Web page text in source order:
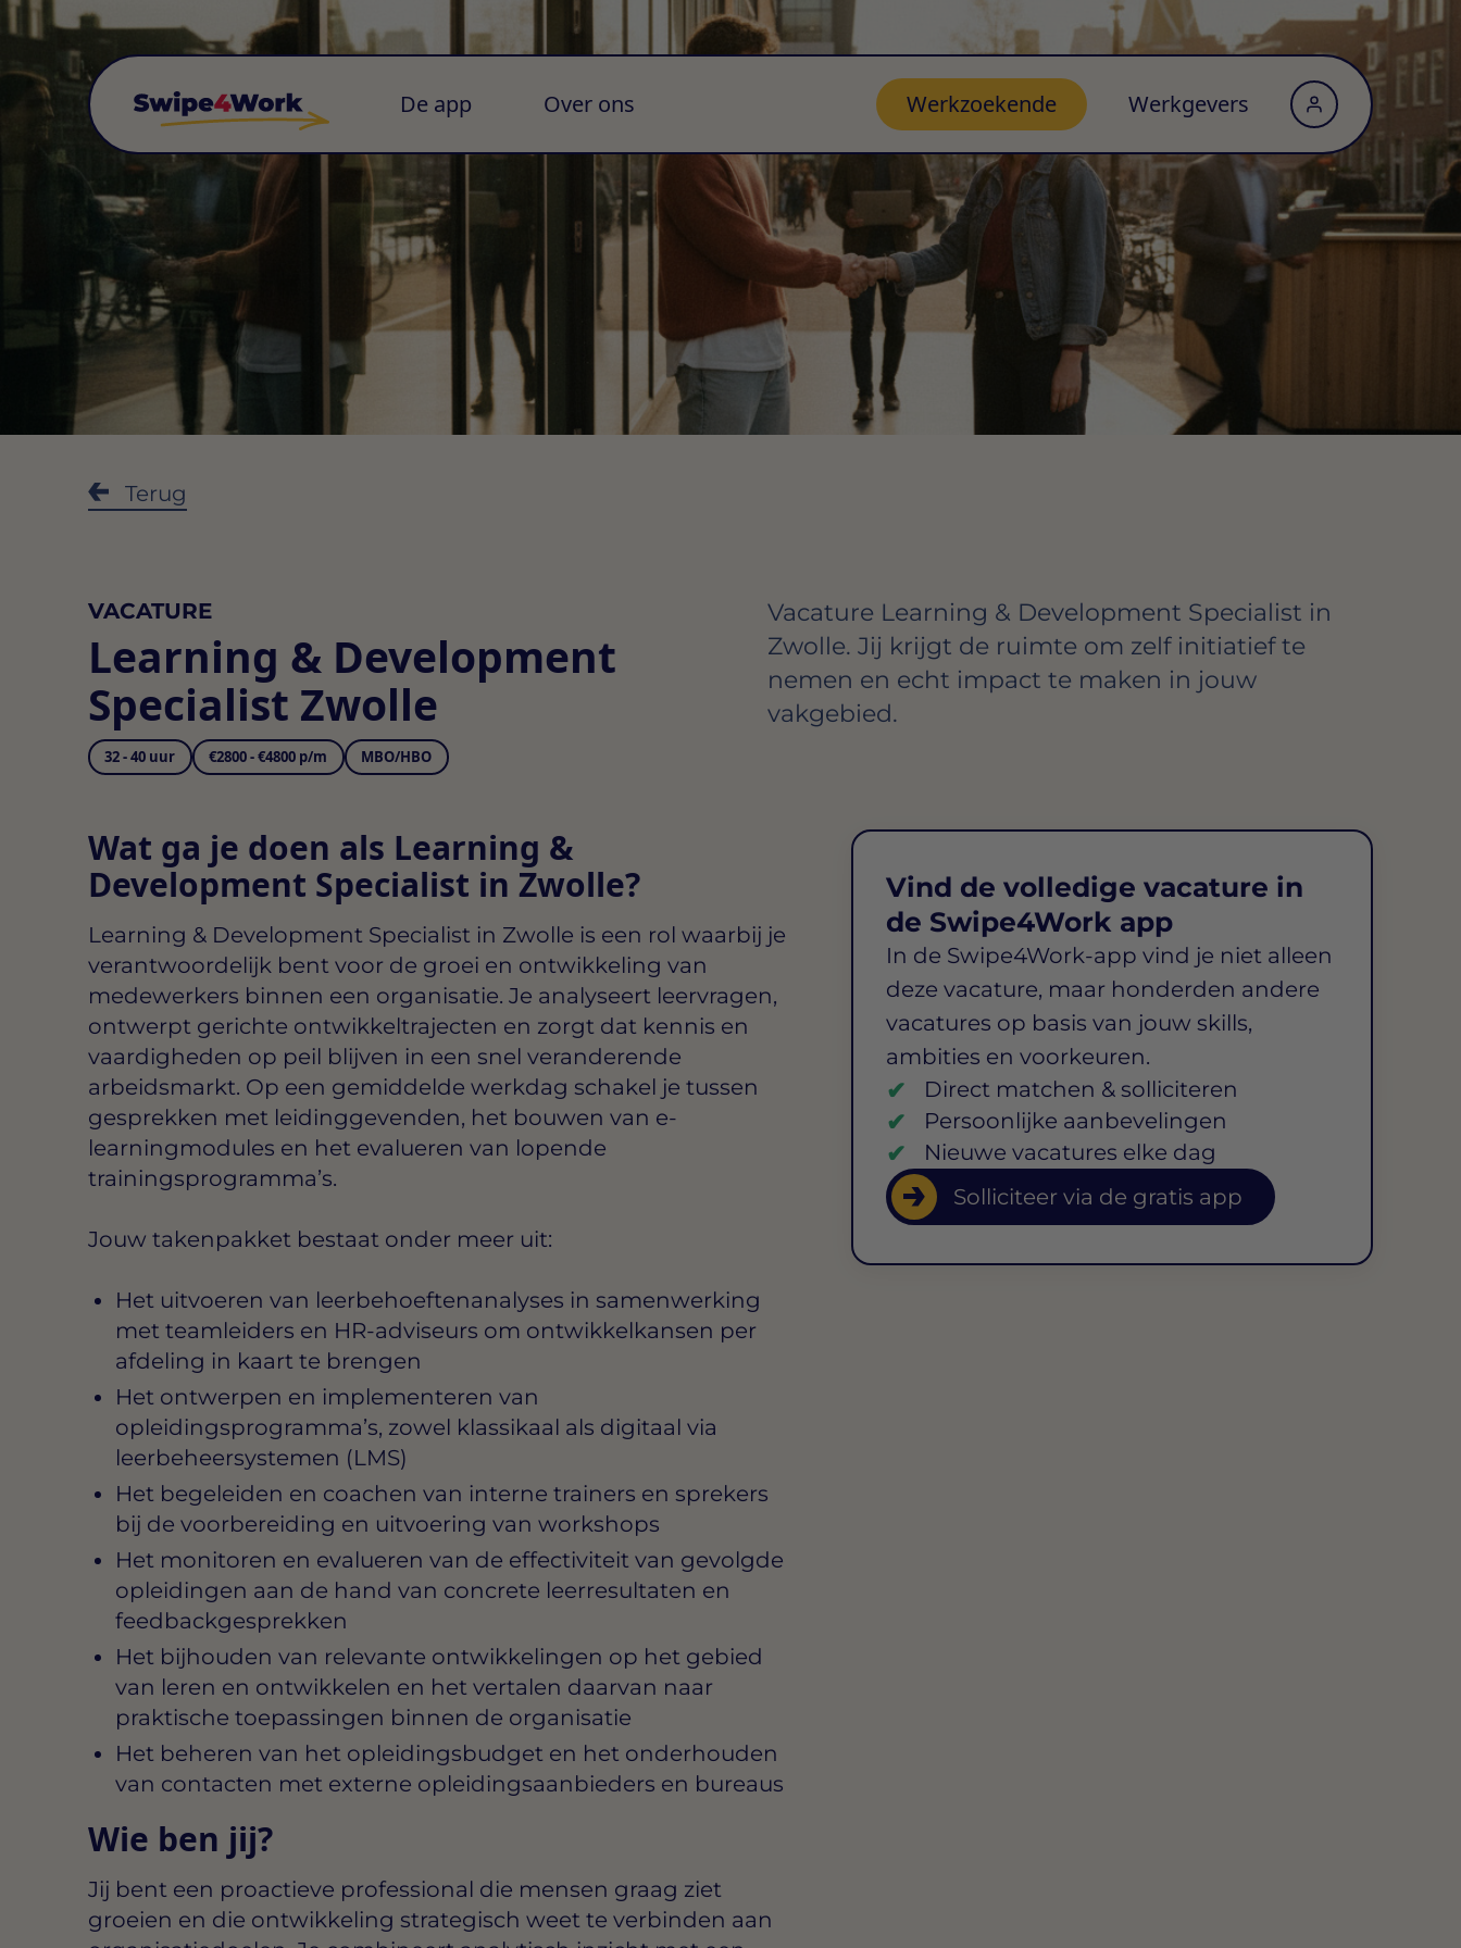
De app Over ons Werkzoekende Werkgevers
Terug
VACATURE
Learning & Development
Specialist Zwolle
32 - 40 uur €2800 - €4800 p/m MBO/HBO
Vacature Learning & Development Specialist in
Zwolle. Jij krijgt de ruimte om zelf initiatief te
nemen en echt impact te maken in jouw
vakgebied.
Wat ga je doen als Learning &
Development Specialist in Zwolle?
Learning & Development Specialist in Zwolle is een rol waarbij je
verantwoordelijk bent voor de groei en ontwikkeling van
medewerkers binnen een organisatie. Je analyseert leervragen,
ontwerpt gerichte ontwikkeltrajecten en zorgt dat kennis en
vaardigheden op peil blijven in een snel veranderende
arbeidsmarkt. Op een gemiddelde werkdag schakel je tussen
gesprekken met leidinggevenden, het bouwen van e-
learningmodules en het evalueren van lopende
trainingsprogramma’s.
Jouw takenpakket bestaat onder meer uit:
Het uitvoeren van leerbehoeftenanalyses in samenwerking
met teamleiders en HR-adviseurs om ontwikkelkansen per
afdeling in kaart te brengen
Het ontwerpen en implementeren van
opleidingsprogramma’s, zowel klassikaal als digitaal via
leerbeheersystemen (LMS)
Het begeleiden en coachen van interne trainers en sprekers
bij de voorbereiding en uitvoering van workshops
Het monitoren en evalueren van de effectiviteit van gevolgde
opleidingen aan de hand van concrete leerresultaten en
feedbackgesprekken
Het bijhouden van relevante ontwikkelingen op het gebied
van leren en ontwikkelen en het vertalen daarvan naar
praktische toepassingen binnen de organisatie
Het beheren van het opleidingsbudget en het onderhouden
van contacten met externe opleidingsaanbieders en bureaus
Wie ben jij?
Jij bent een proactieve professional die mensen graag ziet
groeien en die ontwikkeling strategisch weet te verbinden aan
Vind de volledige vacature in
de Swipe4Work app
In de Swipe4Work-app vind je niet alleen
deze vacature, maar honderden andere
vacatures op basis van jouw skills,
ambities en voorkeuren.
Direct matchen & solliciteren
Persoonlijke aanbevelingen
Nieuwe vacatures elke dag
Solliciteer via de gratis app